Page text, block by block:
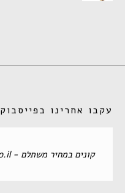
עקבו אחרינו בפייסבוק
‏קונים במחיר משתלם - Good-Price.co.il‏